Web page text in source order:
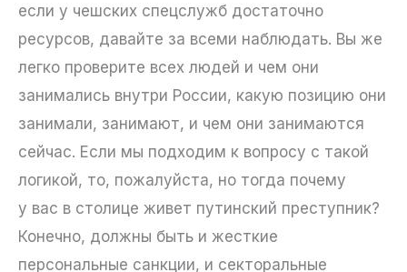
если у чешских спецслужб достаточно
ресурсов, давайте за всеми наблюдать. Вы же
легко проверите всех людей и чем они
занимались внутри России, какую позицию они
занимали, занимают, и чем они занимаются
сейчас. Если мы подходим к вопросу с такой
логикой, то, пожалуйста, но тогда почему
у вас в столице живет путинский преступник?
Конечно, должны быть и жесткие
персональные санкции, и секторальные